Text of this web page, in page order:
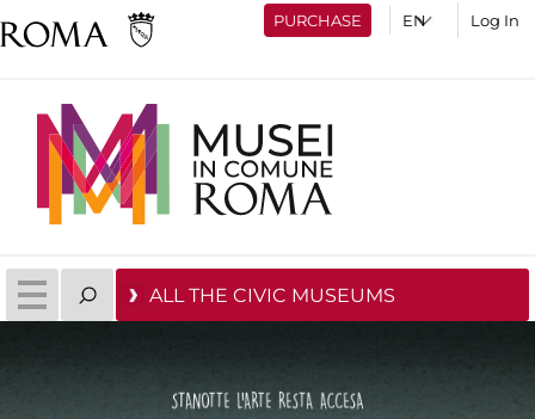
PURCHASE Log In
ALL THE CIVIC MUSEUMS